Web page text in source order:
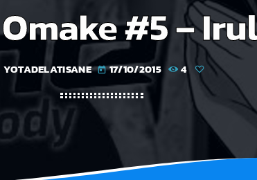
#5 –
YOTADELATISANE today 17/10/2015 4